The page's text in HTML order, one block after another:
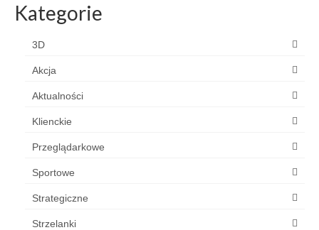
Kategorie
3D
Akcja
Aktualności
Klienckie
Przeglądarkowe
Sportowe
Strategiczne
Strzelanki